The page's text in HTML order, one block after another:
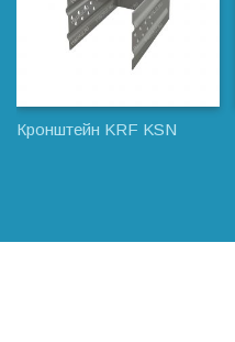
Кронштейн KRF KSN